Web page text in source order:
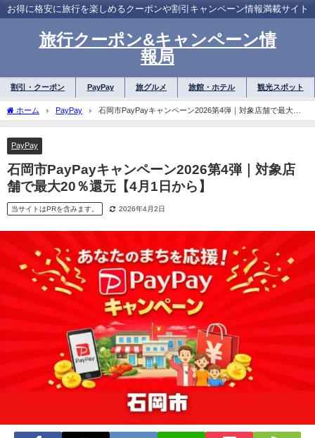
お得に格安に旅行を楽しめるクーポンや割引キャンペーン情報満載サイト
旅行クーポン&キャンペーン情
報局
割引・クーポン PayPay 旅グルメ 旅館・ホテル 観光スポット
ホーム PayPay
石岡市PayPayキャンペーン2026第4弾｜対象店舗で最大
20％還元【4月1日から】
PayPay
石岡市PayPayキャンペーン2026第4弾｜対象店
舗で最大20％還元【4月1日から】
当サイトはPRを含みます。 2026年4月2日